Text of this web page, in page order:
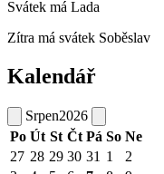
Svátek má Lada
Zítra má svátek Soběslav
Kalendář
Srpen2026
Po Út St Čt Pá So Ne
27 28 29 30 31 1
2